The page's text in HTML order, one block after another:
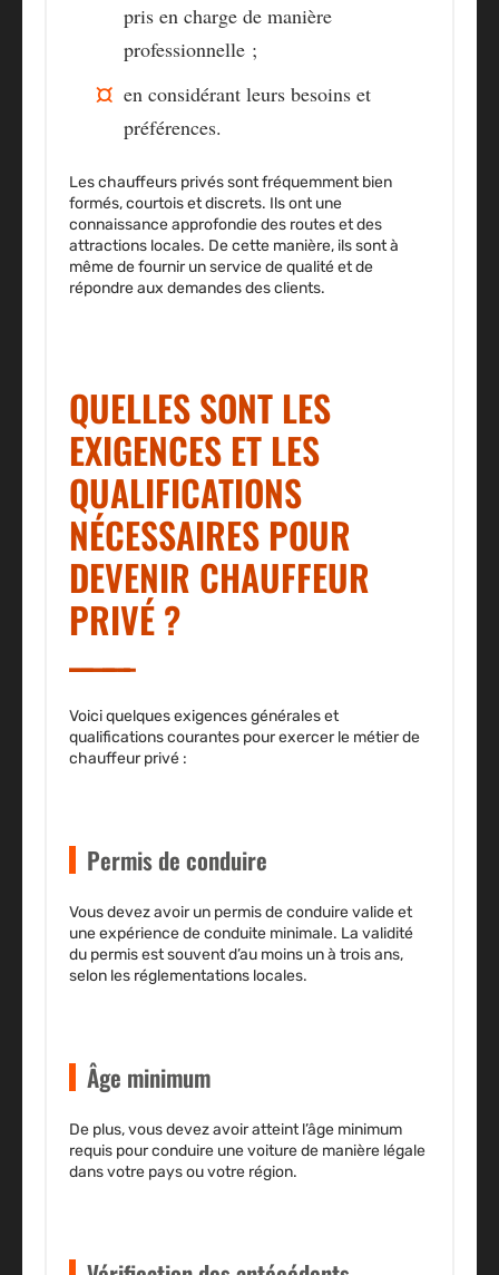
pris en charge de manière
professionnelle ;
en considérant leurs besoins et
préférences.
Les chauffeurs privés sont fréquemmentbien
formés,courtoisetdiscrets. Ils ont une
connaissance approfondie des routeset des
attractions locales. De cette manière, ils sont à
même de fournir un service de qualité et de
répondre aux demandes des clients.
QUELLES SONT LES
EXIGENCES ET LES
QUALIFICATIONS
NÉCESSAIRES POUR
DEVENIR CHAUFFEUR
PRIVÉ ?
Voici quelques exigences générales et
qualifications courantes pour exercer le métier de
chauffeur privé :
Permis de conduire
Vous devez avoir un permis de conduire valide et
uneexpérience de conduite minimale. La validité
du permisest souvent d’au moins un à trois ans,
selon les réglementations locales.
Âge minimum
De plus, vous devez avoir atteint l’âge minimum
requis pour conduire une voiture de manière légale
dans votre pays ou votre région.